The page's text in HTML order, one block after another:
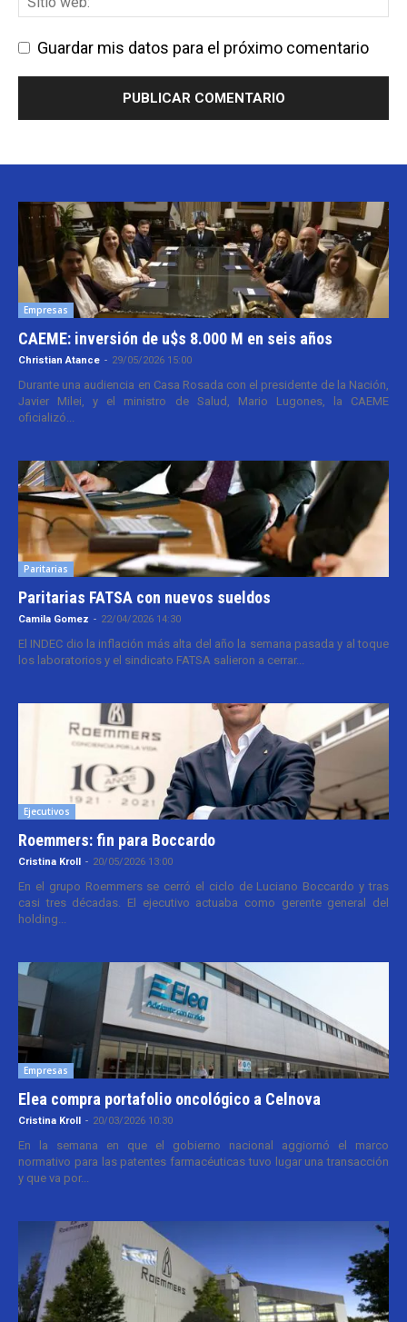
Guardar mis datos para el próximo comentario
Empresas
CAEME: inversión de u$s 8.000 M en seis años
Christian Atance - 29/05/2026 15:00
Durante una audiencia en Casa Rosada con el presidente de la Nación,
Javier Milei, y el ministro de Salud, Mario Lugones, la CAEME
oficializó...
Paritarias
Paritarias FATSA con nuevos sueldos
Camila Gomez - 22/04/2026 14:30
El INDEC dio la inflación más alta del año la semana pasada y al toque
los laboratorios y el sindicato FATSA salieron a cerrar...
Ejecutivos
Roemmers: fin para Boccardo
Cristina Kroll - 20/05/2026 13:00
En el grupo Roemmers se cerró el ciclo de Luciano Boccardo y tras
casi tres décadas. El ejecutivo actuaba como gerente general del
holding...
Empresas
Elea compra portafolio oncológico a Celnova
Cristina Kroll - 20/03/2026 10:30
En la semana en que el gobierno nacional aggiornó el marco
normativo para las patentes farmacéuticas tuvo lugar una transacción
y que va por...